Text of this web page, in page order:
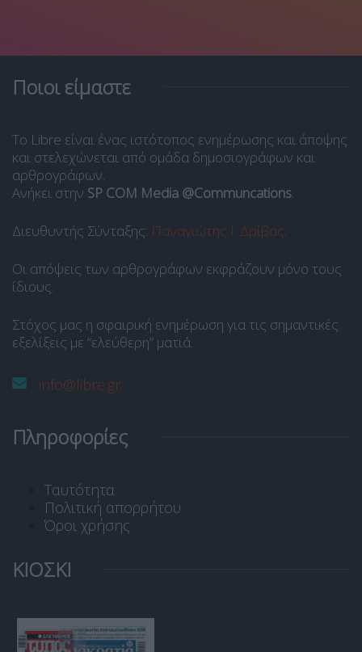
Ποιοι είμαστε
Το Libre είναι ένας ιστότοπος ενημέρωσης και άποψης
και στελεχώνεται από ομάδα δημοσιογράφων και
αρθρογράφων.
Ανήκει στην SP COM Media @Communcations.
Διευθυντής Σύνταξης: Παναγιώτης Ι. Δρίβας.
Οι απόψεις των αρθρογράφων εκφράζουν μόνο τους
ίδιους.
Στόχος μας η σφαιρική ενημέρωση για τις σημαντικές
εξελίξεις με “ελεύθερη” ματιά.
info@libre.gr
Πληροφορίες
Ταυτότητα
Πολιτική απορρήτου
Όροι χρήσης
ΚΙΟΣΚΙ